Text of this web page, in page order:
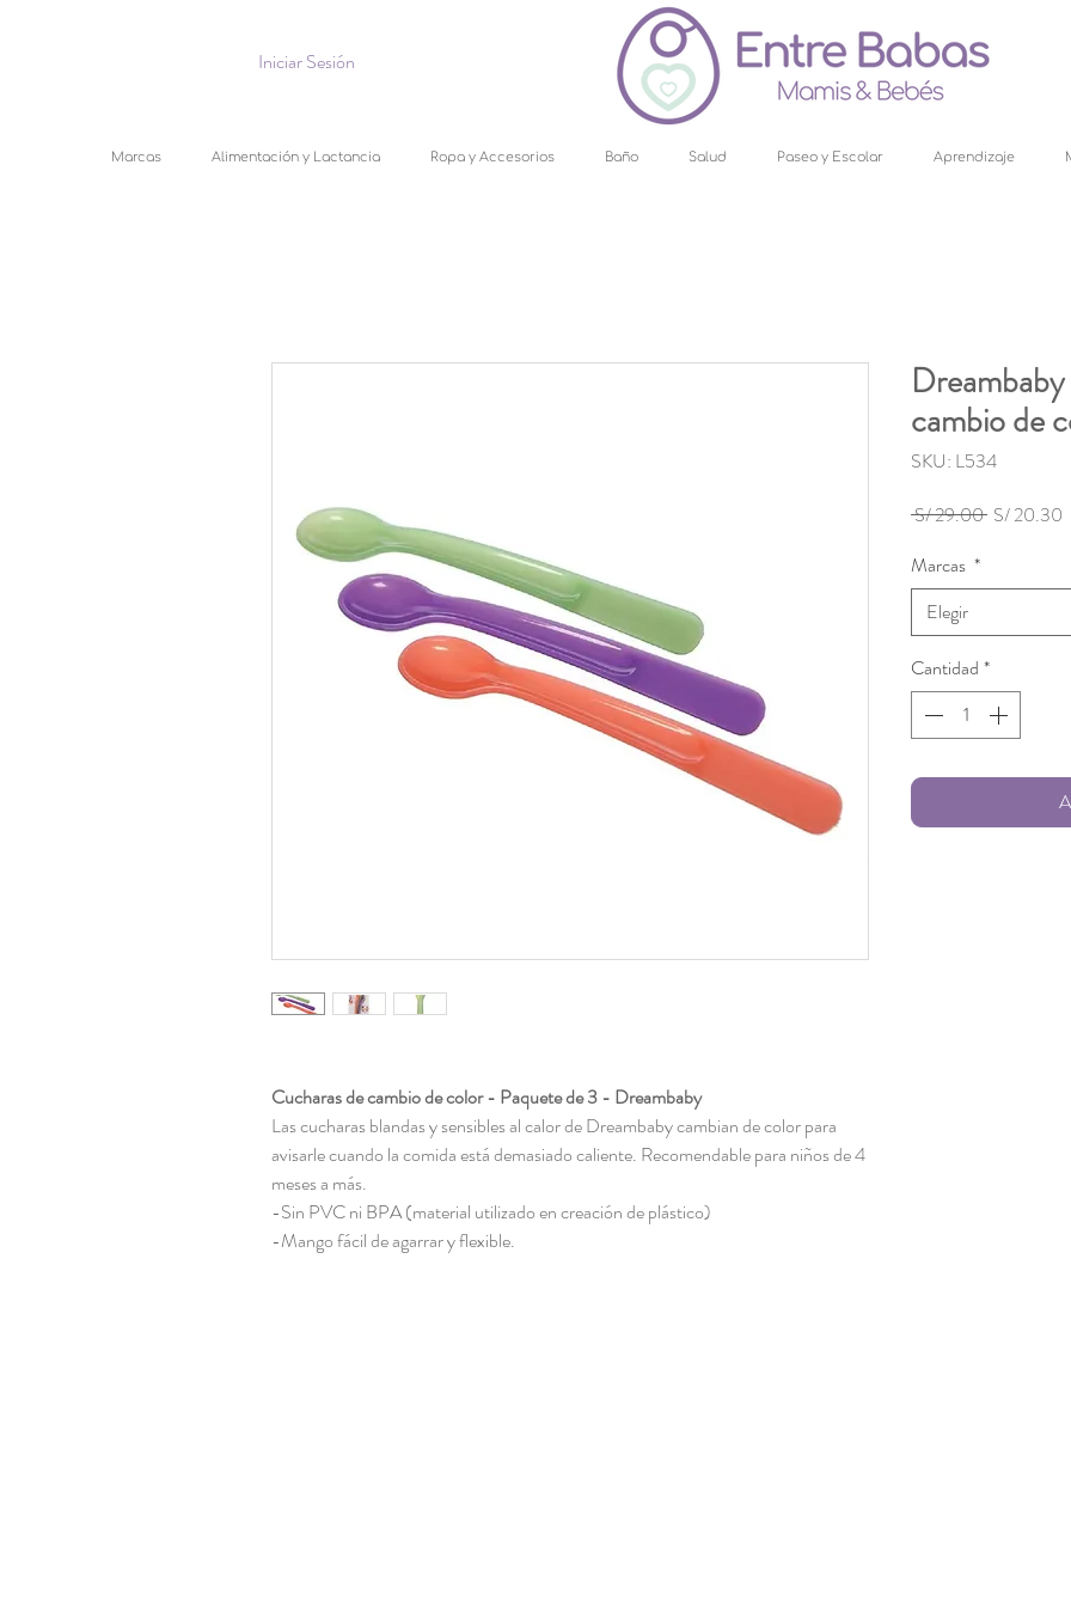
Iniciar Sesión
Marcas Alimentación y Lactancia Ropa y Accesorios Baño Salud Paseo y Escolar Aprendizaje
Cucharas de cambio de color - Paquete de 3 - Dreambaby
Las cucharas blandas y sensibles al calor de Dreambaby cambian de color para
avisarle cuando la comida está demasiado caliente. Recomendable para niños de 4
meses a más.
-Sin PVC ni BPA (material utilizado en creación de plástico)
-Mango fácil de agarrar y flexible.
cambio de
SKU: L534
S/ 29.00 Precio
S/ 20.30
Marcas *
Elegir
Cantidad *